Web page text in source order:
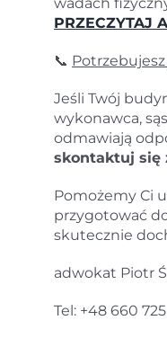
wadach
PRZECZYTAJ
📞
Jeśli Twój
wykonawca,
odmawiają
skontaktuj się
Pomożemy Ci
przygotować
skutecznie
adwokat Piotr
Tel: +48 660